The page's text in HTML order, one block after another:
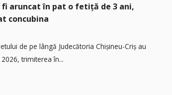
aruncat în pat o fetiță de 3 ani,
concubina
de pe lângă Judecătoria Chișineu-Criș au
trimiterea în...